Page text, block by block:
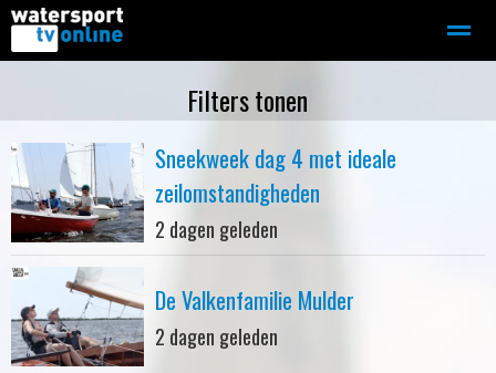
Motorboot-sloep Adverteren
Home
Filters tonen
Sneekweek dag 4 met ideale
zeilomstandigheden
2 dagen geleden
De Valkenfamilie Mulder
2 dagen geleden